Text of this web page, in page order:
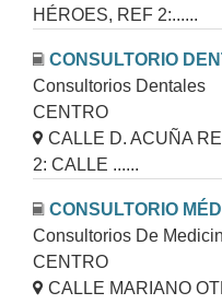
HÉROES, REF 2:......
CONSULTORIO
Consultorios Dentales
CENTRO
CALLE D. ACUÑA
2: CALLE ......
CONSULTORIO
Consultorios De
CENTRO
CALLE MARIANO